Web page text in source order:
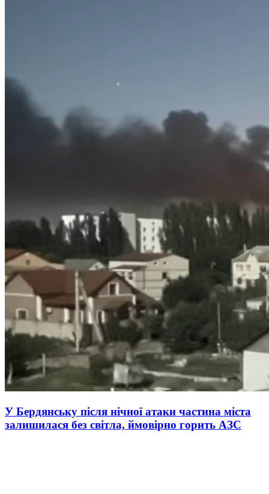
У Бердянську після нічної атаки частина міста
залишилася без світла, ймовірно горить АЗС